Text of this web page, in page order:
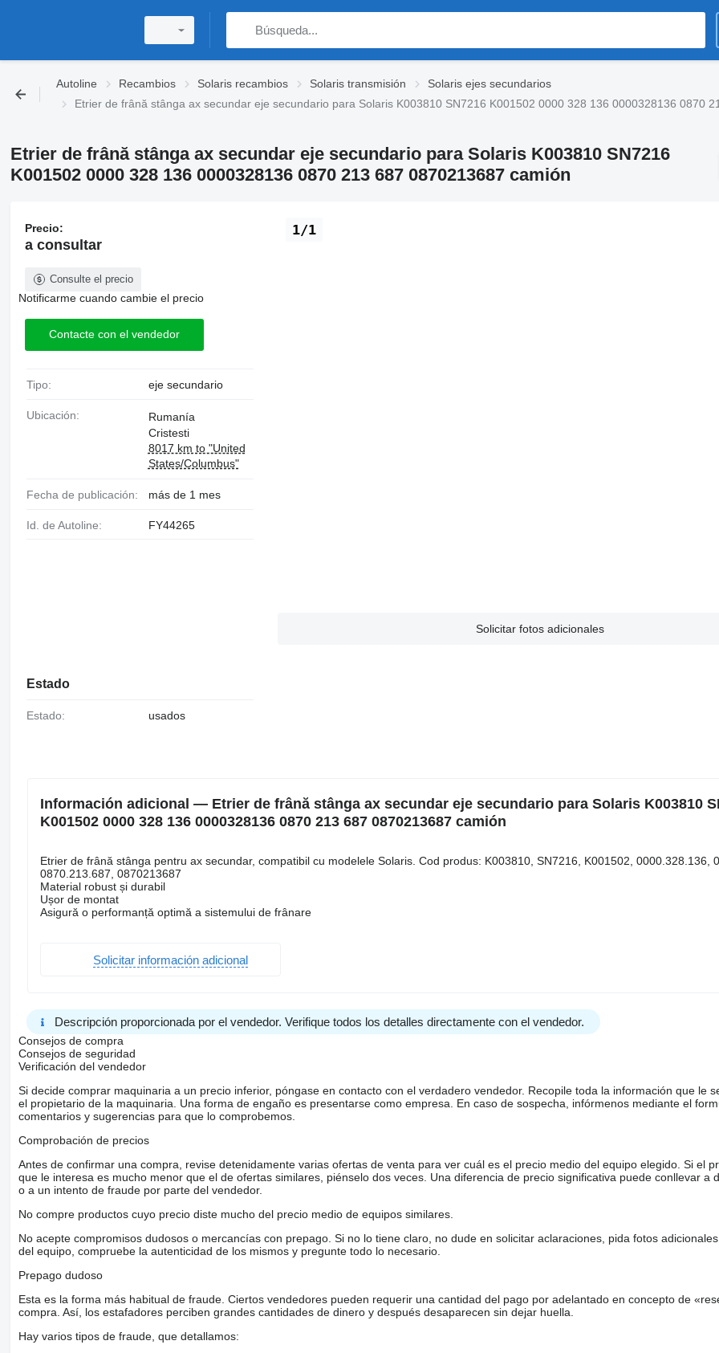
Autoline Recambios Solaris recambios Solaris transmisión
Solaris ejes secundarios
Etrier de frână stânga ax secundar eje secundario para Solaris K003810 SN7216 K001502 0000 328 136 0000328136 0870
Etrier de frână stânga ax secundar eje secundario para Solaris K003810 SN7216
K001502 0000 328 136 0000328136 0870 213 687 0870213687 camión
1/1
Solicitar fotos adicionales
Precio:
a consultar
Consulte el precio
Notificarme cuando cambie el precio
Contacte con el vendedor
Tipo: eje secundario
Ubicación:
Rumanía
Cristesti
8017 km to "United
States/Columbus"
Fecha de publicación: más de 1 mes
Id. de Autoline: FY44265
Estado
Estado: usados
Información adicional — Etrier de frână stânga ax secundar eje secundario para Solaris K003810
K001502 0000 328 136 0000328136 0870 213 687 0870213687 camión
Etrier de frână stânga pentru ax secundar, compatibil cu modelele Solaris. Cod produs: K003810, SN7216, K001502, 0000.328.136,
0870.213.687, 0870213687
Material robust și durabil
Ușor de montat
Asigură o performanță optimă a sistemului de frânare
Solicitar información adicional
Descripción proporcionada por el vendedor. Verifique todos los detalles directamente con el vendedor.
Consejos de compra
Consejos de seguridad
Verificación del vendedor
Si decide comprar maquinaria a un precio inferior, póngase en contacto con el verdadero vendedor. Recopile toda la información que le
el propietario de la maquinaria. Una forma de engaño es presentarse como empresa. En caso de sospecha, infórmenos mediante el
comentarios y sugerencias para que lo comprobemos.
Comprobación de precios
Antes de confirmar una compra, revise detenidamente varias ofertas de venta para ver cuál es el precio medio del equipo elegido. Si el
que le interesa es mucho menor que el de ofertas similares, piénselo dos veces. Una diferencia de precio significativa puede conllevar a
o a un intento de fraude por parte del vendedor.
No compre productos cuyo precio diste mucho del precio medio de equipos similares.
No acepte compromisos dudosos o mercancías con prepago. Si no lo tiene claro, no dude en solicitar aclaraciones, pida fotos
del equipo, compruebe la autenticidad de los mismos y pregunte todo lo necesario.
Prepago dudoso
Esta es la forma más habitual de fraude. Ciertos vendedores pueden requerir una cantidad del pago por adelantado en concepto de
compra. Así, los estafadores perciben grandes cantidades de dinero y después desaparecen sin dejar huella.
Hay varios tipos de fraude, que detallamos: